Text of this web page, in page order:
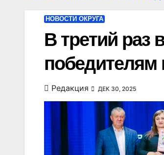
НОВОСТИ ОКРУГА
В третий раз
победителям
Редакция ДЕК 30, 2025